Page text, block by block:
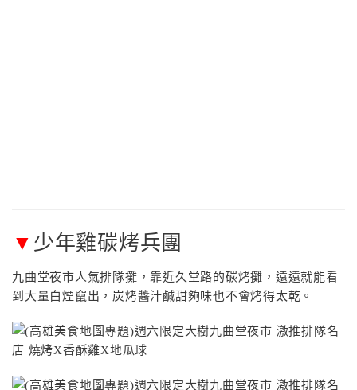
▼ 少年雞碳烤兵團
九曲堂夜市人氣排隊攤，靠近久堂路的碳烤攤，遠遠就能看
到大量白煙竄出，炭烤醬汁鹹甜夠味也不會烤得太乾。